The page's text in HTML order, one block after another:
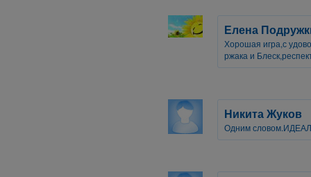
Елена
Хорошая игра,с
ржака и Блеск
Никита Жуков
Одним